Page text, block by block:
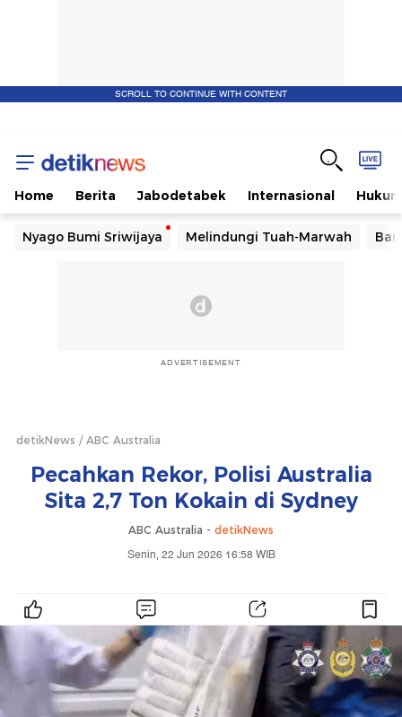
SCROLL TO CONTINUE WITH CONTENT
Home Berita Jabodetabek Internasional Hukum
Nyago Bumi Sriwijaya Melindungi Tuah-Marwah
ADVERTISEMENT
detikNews ABC Australia
Pecahkan Rekor, Polisi Australia
Sita 2,7 Ton Kokain di Sydney
ABC Australia - detikNews
Senin, 22 Jun 2026 16:58 WIB